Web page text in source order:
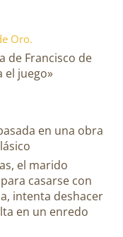
Oro.
de Francisco de
el juego»
en una obra
el marido
casarse con
intenta deshacer
en un enredo